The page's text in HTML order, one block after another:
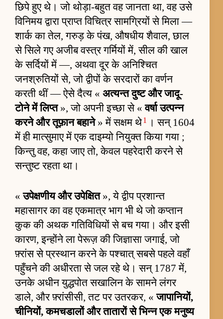
छिपे हुए थे। जो थोड़ा-बहुत वह जानता था, वह उसे
विनिमय द्वारा प्राप्त विचित्र सामग्रियों से मिला —
शार्क का तेल, गरुड़ के पंख, औषधीय शैवाल, छाल
से सिले गए अजीब वस्त्र गर्मियों में, सील की खाल
के सर्दियों में —, अथवा दूर के अनिश्चित
जनश्रुतियों से, जो द्वीपों के सरदारों का वर्णन
करती थीं — ऐसे दैत्य « अत्यन्त दुष्ट और जादू-
टोने में लिप्त», जो अपनी इच्छा से «वर्षा उत्पन्न
करने और तूफ़ान बहाने» में सक्षम थे1
। सन् 1604
में ही मात्सुमाए में एक दाइम्यो नियुक्त किया गया ;
किन्तु वह, कहा जाए तो, केवल पहरेदारी करने से
सन्तुष्ट रहता था।
«उपेक्षणीय और उपेक्षित», ये द्वीप प्रशान्त
महासागर का वह एकमात्र भाग भी थे जो कप्तान
कुक की अथक गतिविधियों से बच गया। और इसी
कारण, इन्होंने ला पेरूज़ की जिज्ञासा जगाई, जो
फ़्रांस से प्रस्थान करने के पश्चात् सबसे पहले वहाँ
पहुँचने की अधीरता से जल रहे थे। सन् 1787 में,
उनके अधीन युद्धपोत सखालिन के सामने लंगर
डाले, और फ़्रांसीसी, तट पर उतरकर, «जापानियों,
चीनियों, कमचडालों और तातारों से भिन्न एक मनुष्य